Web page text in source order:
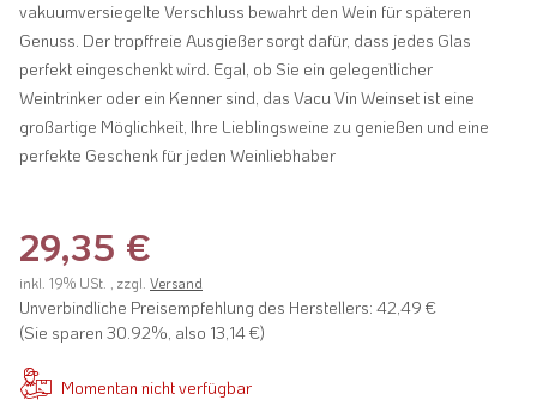
vakuumversiegelte Verschluss bewahrt den Wein für späteren
Genuss. Der tropffreie Ausgießer sorgt dafür, dass jedes Glas
perfekt eingeschenkt wird. Egal, ob Sie ein gelegentlicher
Weintrinker oder ein Kenner sind, das Vacu Vin Weinset ist eine
großartige Möglichkeit, Ihre Lieblingsweine zu genießen und eine
perfekte Geschenk für jeden Weinliebhaber
29,35 €
inkl. 19% USt. , zzgl. Versand
Unverbindliche Preisempfehlung des Herstellers: 42,49 €
(Sie sparen 30.92%, also 13,14 €)
Momentan nicht verfügbar